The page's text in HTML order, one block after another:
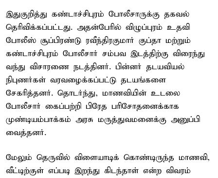
இதுகுறித்து கண்டாச்சிபுரம் போலீசாருக்கு தகவல்
தெரிவிக்கப்பட்டது. அதன்பேரில் விழுப்புரம் உதவி
போலீஸ் சூப்பிரண்டு ரவீந்திரகுமார் குப்தா மற்றும்
கண்டாச்சிபுரம் போலீசார் சம்பவ இடத்திற்கு விரைந்து
வந்து விசாரணை நடத்தினர். பின்னர் தடயவியல்
நிபுணர்கள் வரவழைக்கப்பட்டு தடயங்களை
சேகரித்தனர். தொடர்ந்து, மாணவியின் உடலை
போலீசார் கைப்பற்றி பிரேத பரிசோதனைக்காக
முண்டியம்பாக்கம் அரசு மருத்துவமனைக்கு அனுப்பி
வைத்தனர்.
மேலும் தெருவில் விளையாடிக் கொண்டிருந்த மாணவி,
வீட்டிற்குள் எப்படி இறந்து கிடந்தாள் என்ற விவரம்